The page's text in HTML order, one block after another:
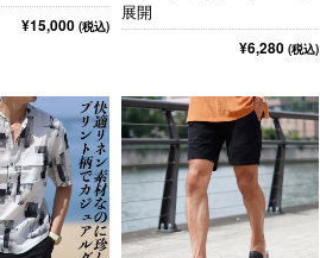
¥15,000(税込)
展開
¥6,280 (税込)